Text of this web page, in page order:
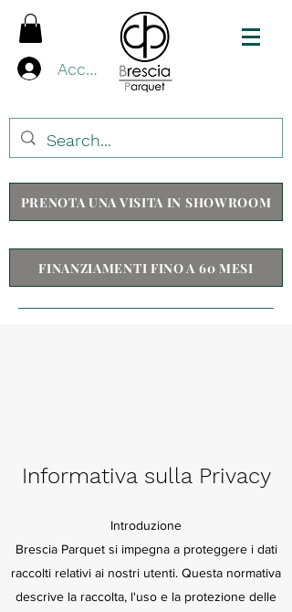
Accedi
PRENOTA UNA VISITA IN SHOWROOM
FINANZIAMENTI FINO A 60 MESI
Informativa sulla Privacy
Introduzione
Brescia Parquet si impegna a proteggere i dati
raccolti relativi ai nostri utenti. Questa normativa
descrive la raccolta, l'uso e la protezione delle